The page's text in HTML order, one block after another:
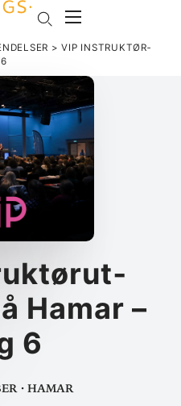
>VIP INSTRUK­TØR­
Hamar –
6
·Hamar